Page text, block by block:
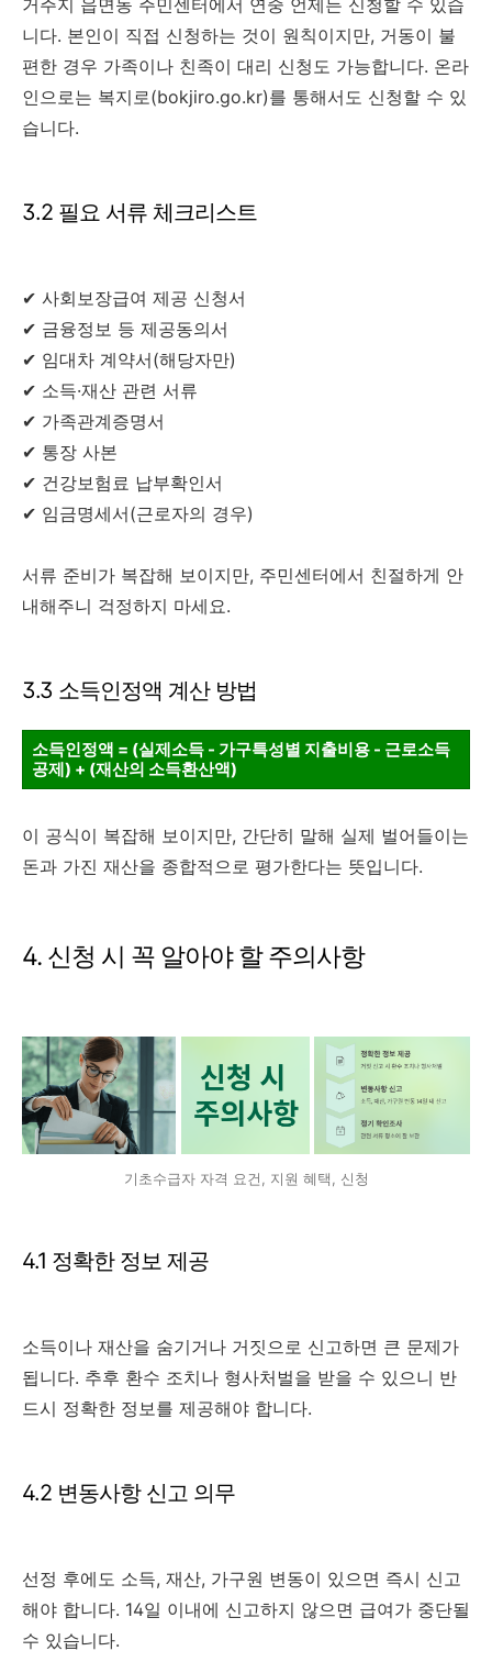
거주지 읍면동 주민센터에서 연중 언제든 신청할 수 있습
니다. 본인이 직접 신청하는 것이 원칙이지만, 거동이 불
편한 경우 가족이나 친족이 대리 신청도 가능합니다. 온라
인으로는 복지로(bokjiro.go.kr)를 통해서도 신청할 수 있
습니다.
3.2 필요 서류 체크리스트
✔ 사회보장급여 제공 신청서
✔ 금융정보 등 제공동의서
✔ 임대차 계약서(해당자만)
✔ 소득·재산 관련 서류
✔ 가족관계증명서
✔ 통장 사본
✔ 건강보험료 납부확인서
✔ 임금명세서(근로자의 경우)
서류 준비가 복잡해 보이지만, 주민센터에서 친절하게 안
내해주니 걱정하지 마세요.
3.3 소득인정액 계산 방법
소득인정액 = (실제소득 - 가구특성별 지출비용 - 근로소득
공제) + (재산의 소득환산액)
이 공식이 복잡해 보이지만, 간단히 말해 실제 벌어들이는
돈과 가진 재산을 종합적으로 평가한다는 뜻입니다.
4. 신청 시 꼭 알아야 할 주의사항
기초수급자 자격 요건, 지원 혜택, 신청
4.1 정확한 정보 제공
소득이나 재산을 숨기거나 거짓으로 신고하면 큰 문제가
됩니다. 추후 환수 조치나 형사처벌을 받을 수 있으니 반
드시 정확한 정보를 제공해야 합니다.
4.2 변동사항 신고 의무
선정 후에도 소득, 재산, 가구원 변동이 있으면 즉시 신고
해야 합니다. 14일 이내에 신고하지 않으면 급여가 중단될
수 있습니다.